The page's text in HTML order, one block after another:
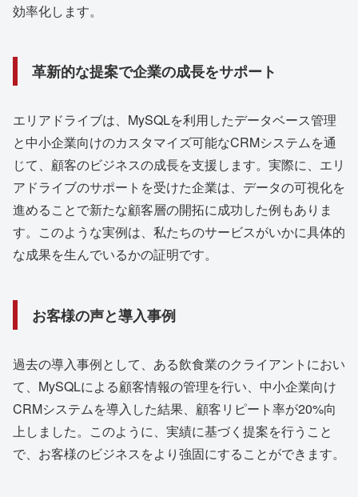
効率化します。
革新的な提案で企業の成長をサポート
エリアドライブは、MySQLを利用したデータベース管理
と中小企業向けのカスタマイズ可能なCRMシステムを通
じて、顧客のビジネスの成長を支援します。実際に、エリ
アドライブのサポートを受けた企業は、データの可視化を
進めることで新たな顧客層の開拓に成功した例もありま
す。このような実例は、私たちのサービスがいかに具体的
な成果を生んでいるかの証明です。
お客様の声と導入事例
過去の導入事例として、ある飲食業のクライアントにおい
て、MySQLによる顧客情報の管理を行い、中小企業向け
CRMシステムを導入した結果、顧客リピート率が20%向
上しました。このように、実績に基づく提案を行うこと
で、お客様のビジネスをより強固にすることができます。